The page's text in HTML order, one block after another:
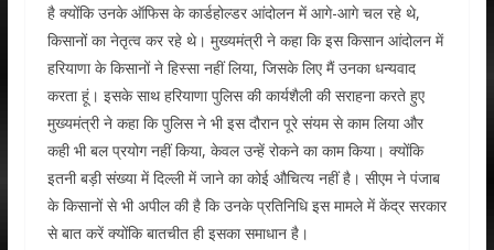
है क्योंकि उनके ऑफिस के कार्डहोल्डर आंदोलन में आगे-आगे चल रहे थे,
किसानों का नेतृत्व कर रहे थे। मुख्यमंत्री ने कहा कि इस किसान आंदोलन में
हरियाणा के किसानों ने हिस्सा नहीं लिया, जिसके लिए मैं उनका धन्यवाद
करता हूं। इसके साथ हरियाणा पुलिस की कार्यशैली की सराहना करते हुए
मुख्यमंत्री ने कहा कि पुलिस ने भी इस दौरान पूरे संयम से काम लिया और
कही भी बल प्रयोग नहीं किया, केवल उन्हें रोकने का काम किया। क्योंकि
इतनी बड़ी संख्या में दिल्ली में जाने का कोई औचित्य नहीं है। सीएम ने पंजाब
के किसानों से भी अपील की है कि उनके प्रतिनिधि इस मामले में केंद्र सरकार
से बात करें क्योंकि बातचीत ही इसका समाधान है।